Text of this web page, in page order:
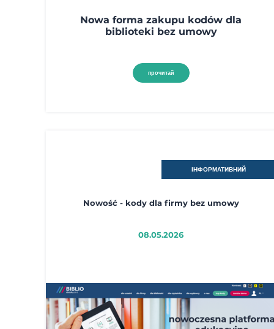
Nowa forma zakupu kodów dla
biblioteki bez umowy
прочитай
ІНФОРМАТИВНИЙ
Nowość - kody dla firmy bez umowy
08.05.2026